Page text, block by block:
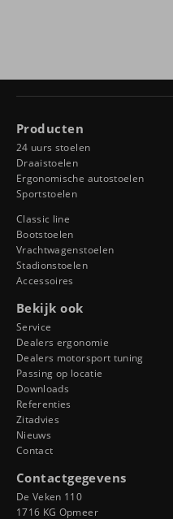
Producten
24 uurs stoelen
Draaistoelen
Ergonomische autostoelen
Sportstoelen
Classic line
Bootstoelen
Vrachtwagenstoelen
Stadionstoelen
Accessoires
Bekijk ook
Service
Dealers ergonomie
Dealers motorsport tuning
Passing op locatie
Downloads
Referenties
Zitadvies
Nieuws
Contact
Contactgegevens
De Veken 110
1716 KG Opmeer